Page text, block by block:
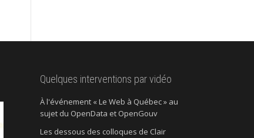
Quelques interventions par vidéo
À l'événement « Le Web à Québec » au
sujet du OpenData et OpenGouv
Les dessous des colloques de Clair